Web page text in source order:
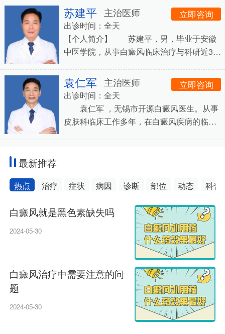
省湘雅附属医院，上海皮肤病医院，安徽白
癜风等进修
苏建平 主治医师
出诊时间：全天
【个人简介】 苏建平，男，毕业于安徽
中医学院，从事白癜风临床治疗与科研近30
白癜风，主张&ldquo;中西结合,标本兼治
&rdquo;的
立即咨询
袁仁军 主治医师
出诊时间：全天
袁仁军 ，无锡市开源白癜风医生。从事
皮肤科临床工作多年，在白癜风疾病的临
立即咨询
最新推荐
热点 治疗 症状 病因 诊断 部位 动态 科普
白癜风就是黑色素缺失吗
2024-05-30
白癜风治疗中需要注意的问
题
2024-05-30